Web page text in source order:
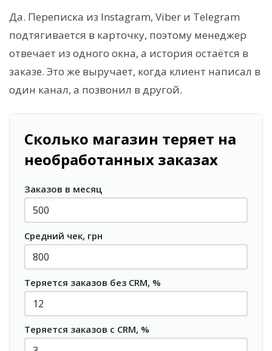
Да. Переписка из Instagram, Viber и Telegram
подтягивается в карточку, поэтому менеджер
отвечает из одного окна, а история остаётся в
заказе. Это же выручает, когда клиент написал в
один канал, а позвонил в другой.
Сколько магазин теряет на
необработанных заказах
Заказов в месяц
Средний чек, грн
Теряется заказов без CRM, %
Теряется заказов с CRM, %